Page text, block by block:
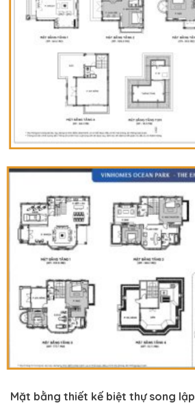
Mặt bằng thiết kế biệt thự song lập